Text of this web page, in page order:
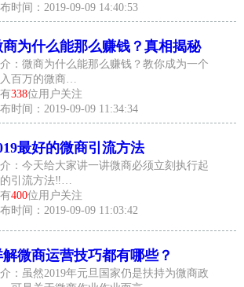
时间：2019-09-09 14:40:53
商为什么能那么赚钱？真相揭秘
：微商为什么能那么赚钱？教你成为一个
入百万的微商…
338位用户关注
时间：2019-09-09 11:34:34
最好的微商引流方法
：今天给大家讲一讲微商必须立刻执行起
引流方法‼️…
400位用户关注
时间：2019-09-09 11:03:42
解微商运营技巧都有哪些？
：虽然2019年元旦国家仍是扶持为微商政